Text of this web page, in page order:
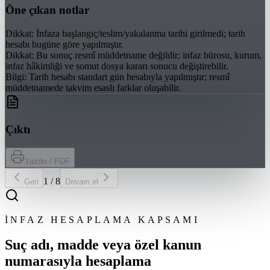
Öne çıkan notlar
Dikkat: İnfaza başlangıç/teslim/yakalanma tarihi girilmedi; tarih
hesabı bugüne göre yapılmıştır.
Dikkat: Bu sonuç resmî müddetname değildir; infaz bürosu, kurum,
infaz hâkimliği ve somut dosya kararı sonucu değiştirebilir.
Bilgi: Tarih hesabı standart gün hesabıyla yapılmıştır; resmî
müddetnamede takvim esaslı farklar oluşabilir.
Çıktı
Yazdır / PDF
Geri 1 /8 Devam et
İNFAZ HESAPLAMA KAPSAMI
Suç adı, madde veya özel kanun
numarasıyla hesaplama